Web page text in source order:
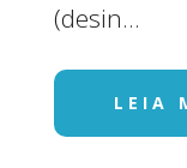
(desin...
LEIA